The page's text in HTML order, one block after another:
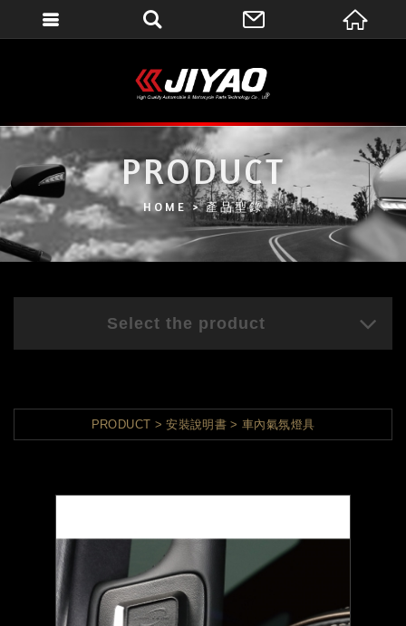
PRODUCT
HOME 產品型錄
Select the product
PRODUCT 安裝說明書 車內氣氛燈具
會員登入(燈箱)
加入會員
忘記密碼
密碼修改
訂單查詢
個人資料修改
會員登出
填寫匯款通知